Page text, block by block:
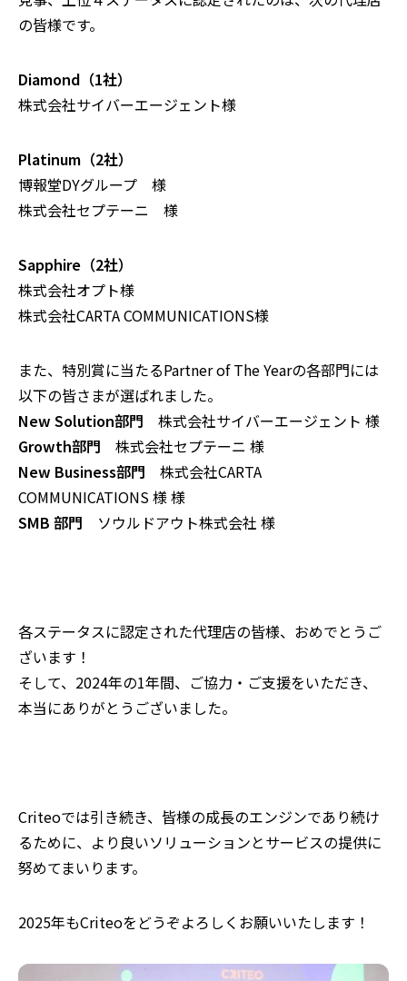
の皆様です。
Diamond（1社）
株式会社サイバーエージェント様
Platinum（2社）
博報堂DYグループ 様
株式会社セプテーニ
様
Sapphire（2社）
株式会社オプト様
株式会社CARTA COMMUNICATIONS様
また、特別賞に当たるPartner of The Yearの各部門には
以下の皆さまが選ばれました。
New Solution部門 株式会社サイバーエージェント 様
Growth部門 株式会社セプテーニ 様
New Business部門 株式会社CARTA
COMMUNICATIONS様様
SMB 部門 ソウルドアウト株式会社 様
各ステータスに認定された代理店の皆様、おめでとうご
ざいます！
そして、2024年の1年間、ご協力・ご支援をいただき、
本当にありがとうございました。
Criteoでは引き続き、皆様の成長のエンジンであり続け
るために、 より良いソリューションとサービスの提供に
努めてまいります。
2025年もCriteoをどうぞよろしくお願いいたします！